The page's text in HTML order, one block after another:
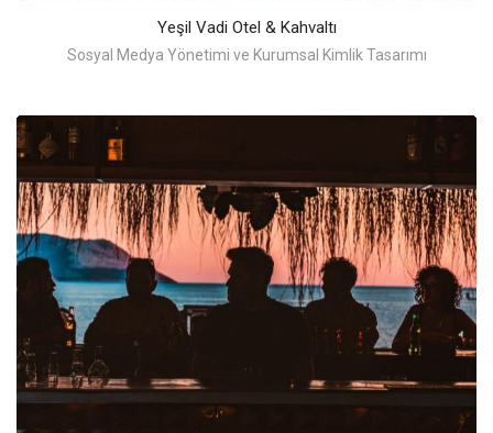
Yeşil Vadi Otel & Kahvaltı
Sosyal Medya Yönetimi ve Kurumsal Kimlik Tasarımı